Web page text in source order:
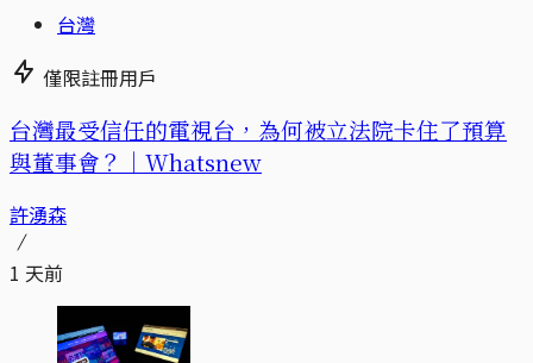
台灣
僅限註冊用戶
台灣最受信任的電視台，為何被立法院卡住了預算
與董事會？｜Whatsnew
許湧森
1 天前